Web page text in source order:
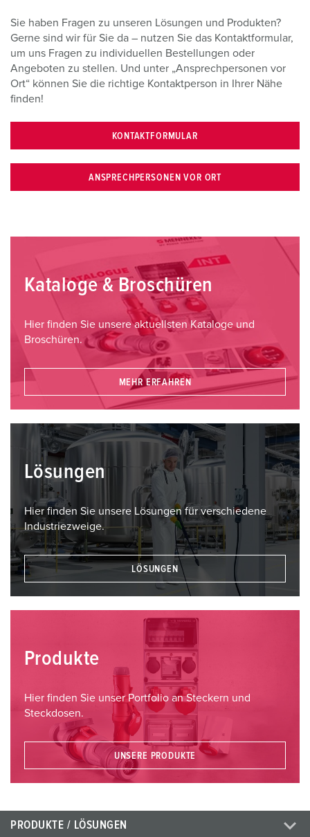
Sie haben Fragen zu unseren Lösungen und Produkten?
Gerne sind wir für Sie da – nutzen Sie das Kontaktformular,
um uns Fragen zu individuellen Bestellungen oder
Angeboten zu stellen. Und unter „Ansprechpersonen vor
Ort“ können Sie die richtige Kontaktperson in Ihrer Nähe
finden!
KONTAKTFORMULAR
ANSPRECHPERSONEN VOR ORT
Kataloge & Broschüren
Hier finden Sie unsere aktuellsten Kataloge und
Broschüren.
MEHR ERFAHREN
Lösungen
Hier finden Sie unsere Lösungen für verschiedene
Industriezweige.
LÖSUNGEN
Produkte
Hier finden Sie unser Portfolio an Steckern und
Steckdosen.
UNSERE PRODUKTE
PRODUKTE / LÖSUNGEN